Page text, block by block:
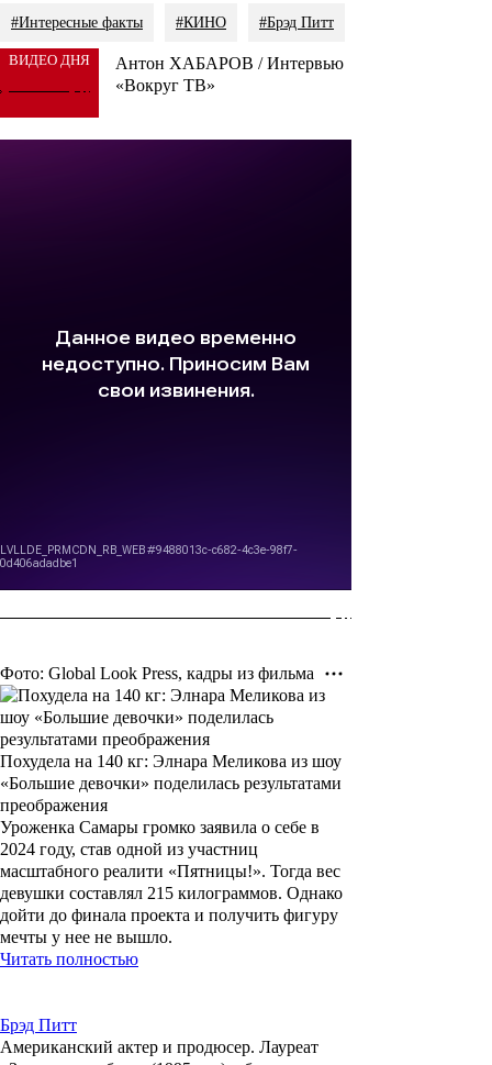
#Интересные факты #КИНО #Брэд Питт
ВИДЕО ДНЯ
Антон ХАБАРОВ / Интервью
«Вокруг ТВ»
Фото: Global Look Press, кадры из фильма
Похудела на 140 кг: Элнара Меликова из шоу
«Большие девочки» поделилась результатами
преображения
Уроженка Самары громко заявила о себе в
2024 году, став одной из участниц
масштабного реалити «Пятницы!». Тогда вес
девушки составлял 215 килограммов. Однако
дойти до финала проекта и получить фигуру
мечты у нее не вышло.
Читать полностью
Брэд Питт
Американский актер и продюсер. Лауреат